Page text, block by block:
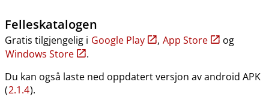
Felleskatalogen
Gratis tilgjengelig i Google Play , App Store
og
Windows Store
.
Du kan også laste ned oppdatert versjon av android APK
(2.1.4).